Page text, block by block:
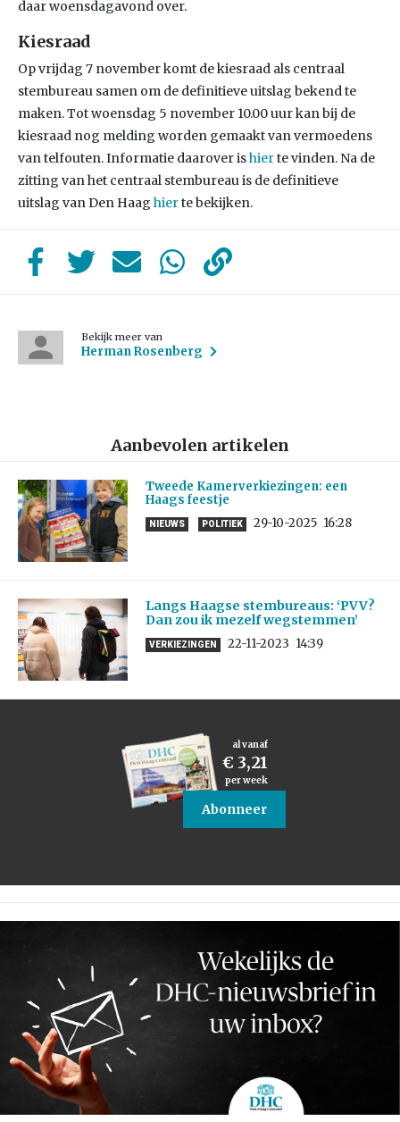
daar woensdagavond over.
Kiesraad
Op vrijdag 7 november komt de kiesraad als centraal
stembureau samen om de definitieve uitslag bekend te
maken. Tot woensdag 5 november 10.00 uur kan bij de
kiesraad nog melding worden gemaakt van vermoedens
van telfouten. Informatie daarover ishierte vinden. Na de
zitting van het centraal stembureau is de definitieve
uitslag van Den Haag hierte bekijken.
Bekijk meer van
Herman Rosenberg
Aanbevolen artikelen
Tweede Kamerverkiezingen: een
Haags feestje
NIEUWS POLITIEK 29-10-2025 16:28
Langs Haagse stembureaus: ‘PVV?
Dan zou ik mezelf wegstemmen’
VERKIEZINGEN 22-11-2023 14:39
al vanaf
€ 3,21
per week
Abonneer